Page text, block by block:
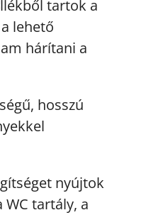
tartok a
lehető
hárítani a
hosszú
nyújtok
tartály, a